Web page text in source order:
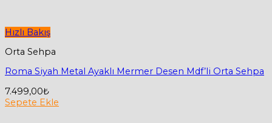
Hızlı Bakış
Orta Sehpa
Roma Siyah Metal Ayaklı Mermer Desen Mdf’li Orta Sehpa
7.499,00₺
Sepete Ekle